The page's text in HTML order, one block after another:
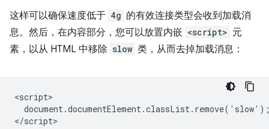
这样可以确保速度低于 4g 的有效连接类型会收到加载消
息。然后，在内容部分，您可以放置内嵌 <script> 元
素，以从 HTML 中移除 slow 类，从而去掉加载消息：
<script>